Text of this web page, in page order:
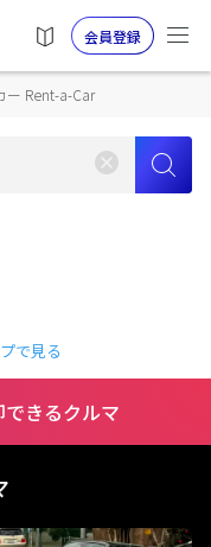
会員登録
ー Rent-a-Car
で見る
きるクルマ